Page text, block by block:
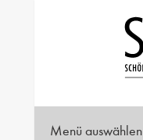
Menü auswählen